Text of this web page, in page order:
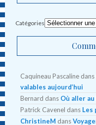
Catégories
Caquineau Pascaline dans
valables aujourd’hui
Bernard dans Où aller au
Patrick Cavenel dans Les
ChristineM dans